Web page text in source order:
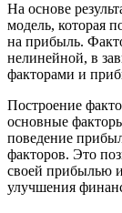
На основе
модель, которая
на прибыль.
нелинейной, в
факторами и
Построение
основные
поведение
факторов. Это
своей прибылью
улучшения